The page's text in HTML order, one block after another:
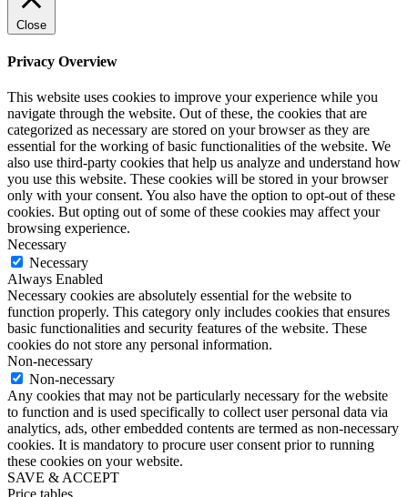
Close
Privacy Overview
This website uses cookies to improve your experience while you
navigate through the website. Out of these, the cookies that are
categorized as necessary are stored on your browser as they are
essential for the working of basic functionalities of the website. We
also use third-party cookies that help us analyze and understand how
you use this website. These cookies will be stored in your browser
only with your consent. You also have the option to opt-out of these
cookies. But opting out of some of these cookies may affect your
browsing experience.
Necessary
Necessary
Always Enabled
Necessary cookies are absolutely essential for the website to
function properly. This category only includes cookies that ensures
basic functionalities and security features of the website. These
cookies do not store any personal information.
Non-necessary
Non-necessary
Any cookies that may not be particularly necessary for the website
to function and is used specifically to collect user personal data via
analytics, ads, other embedded contents are termed as non-necessary
cookies. It is mandatory to procure user consent prior to running
these cookies on your website.
SAVE & ACCEPT